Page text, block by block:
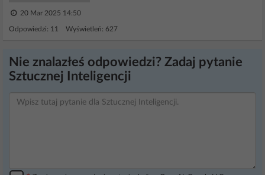
20 Mar 2025 14:50
Odpowiedzi: 11 Wyświetleń: 627
Nie znalazłeś odpowiedzi? Zadaj pytanie
Sztucznej Inteligencji